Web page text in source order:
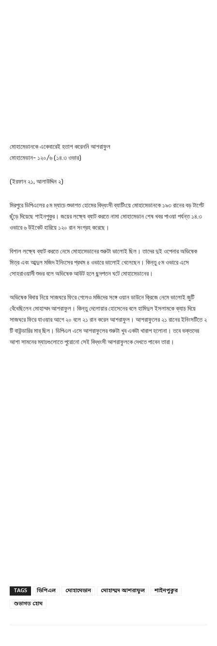
মোহামেডানকে একেবারেই হতাশ করেননি আশরাফুল
মোহামেডান- ১২০/৬ (১৪.৩ ওভার)
(ইরফান ২১, আলাউদ্দিন ২)
মিরপুরে ডিপিএলের ৫ম ম্যাচে শুভাগত হোমের বিদ্ধংসী ব্যাটিংয়ে মোহামেডানকে ১৯৩ রানের বড় টার্গেট
ছুঁড়ে দিয়েছে শাইনপুকুর। জয়ের লক্ষ্যে ব্যাট করতে নামা মোহামেডান শেষ খবর পাওয়া পর্যন্ত ১৪.৩
ওভারে ৬ উইকেট হারিয়ে ১২০ রান সংগ্রহ করেছে।
বিশাল লক্ষ্যে ব্যাট করতে নেমে মোহামেডানের শুরুটা ভালোই ছিল। তাদের দুই ওপেনার অভিষেক
মিত্র এবং আব্দুল মজিদ ইনিংসের প্রথম ৪ ওভারে ভালোই খেলেছেন। কিন্তু ৫ম ওভারে এসে
সোহরাওয়ার্দী শুভর বলে অভিষেক আউট হলে ছন্দপতন ঘটে মোহামেডানের।
অভিষেক বিদায় নিয়ে সাজঘরে ফিরে গেলেও মজিদের সঙ্গে ওয়ান ডাউনে ক্রিজে নেমে ভালোই জুটি
বেঁধেছিলেন মোহাম্মদ আশরাফুল। কিন্তু দেলোয়ার হোসেনের বলে হামিদুল ইসলামকে ক্যাচ দিয়ে
সাজঘরে ফিরে যাওয়ার আগে ২০ বলে ২১ রান করেন আশরাফুল। আশরাফুলের ২১ রানের ইনিংসটিতে ২
টি বাউন্ডারির মার্ ছিল। ডিপিএল এসে আশরাফুলের শুরুটা খুব একটা খারাপ হলোনা। তবে ভক্তদের
আশা সামনের ম্যাচগুলোতে পুরোনো সেই বিদ্ধংসী আশরাফুলকে দেখতে পাবেন তারা।
TAGS ডিপিএল মোহামেডান মোহাম্মদ আশরাফুল
শাইনপুকুর
শুভাগত হোম